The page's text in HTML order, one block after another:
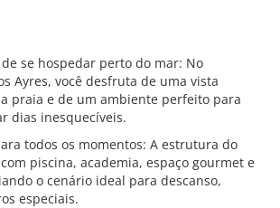
se hospedar perto do mar: No
Ayres, você desfruta de uma vista
praia e de um ambiente perfeito para
dias inesquecíveis.
todos os momentos: A estrutura do
piscina, academia, espaço gourmet e
o cenário ideal para descanso,
especiais.